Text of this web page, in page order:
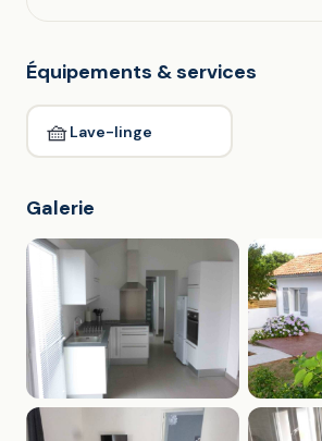
Équipements & services
🧺Lave-linge
Galerie